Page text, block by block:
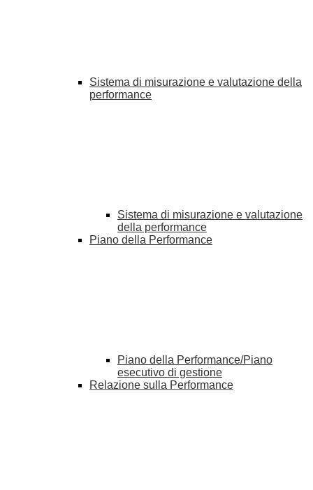
Sistema di misurazione e valutazione della
performance
Sistema di misurazione e valutazione
della performance
Piano della Performance
Piano della Performance/Piano
esecutivo di gestione
Relazione sulla Performance